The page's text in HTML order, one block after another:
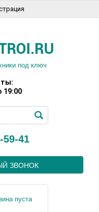
под ключ
19:00
59-41
ЗВОНОК
пуста